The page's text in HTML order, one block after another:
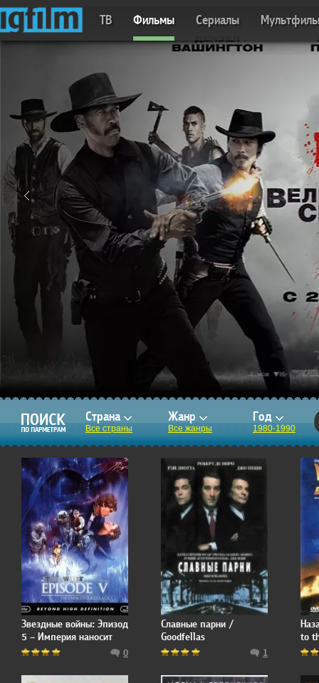
ТВ Фильмы Сериалы
Страна
Все страны
Жанр
Все жанры
Год
1980-1990
Звездные войны: Эпизод
5 – Империя наносит
ответный удар / Star
Empire Strikes Back
0
Славные парни /
Goodfellas
1
to